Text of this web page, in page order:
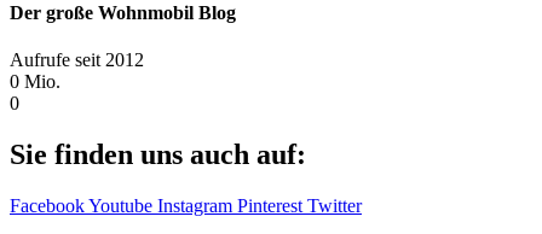
Der große Wohnmobil Blog​
Aufrufe seit 2012
0 Mio.
0
Sie finden uns auch auf:
FacebookYoutube Instagram Pinterest Twitter